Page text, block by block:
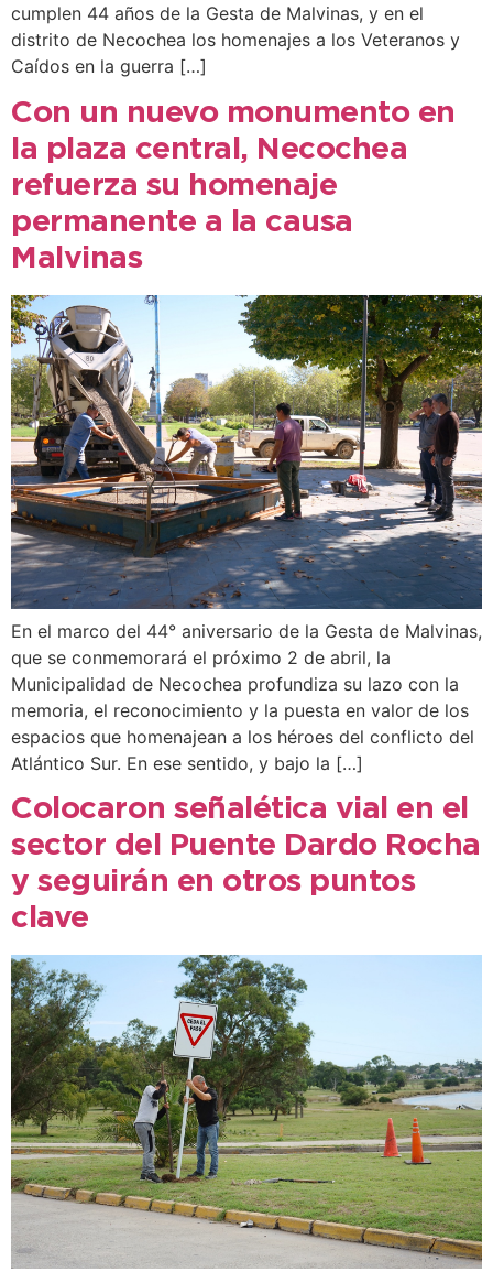
cumplen 44 años de la Gesta de Malvinas, y en el
distrito de Necochea los homenajes a los Veteranos y
Caídos en la guerra […]
Con un nuevo monumento en
la plaza central, Necochea
refuerza su homenaje
permanente a la causa
Malvinas
En el marco del 44° aniversario de la Gesta de Malvinas,
que se conmemorará el próximo 2 de abril, la
Municipalidad de Necochea profundiza su lazo con la
memoria, el reconocimiento y la puesta en valor de los
espacios que homenajean a los héroes del conflicto del
Atlántico Sur. En ese sentido, y bajo la […]
Colocaron señalética vial en el
sector del Puente Dardo Rocha
y seguirán en otros puntos
clave